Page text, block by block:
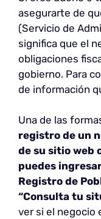
asegurarte de
(Servicio de
significa que el
obligaciones
gobierno. Para
de información
Una de las
registro de un
de su sitio web
puedes
Registro de
“Consulta tu
ver si el negocio